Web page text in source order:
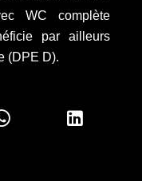
WC complète
par ailleurs
(DPE D).